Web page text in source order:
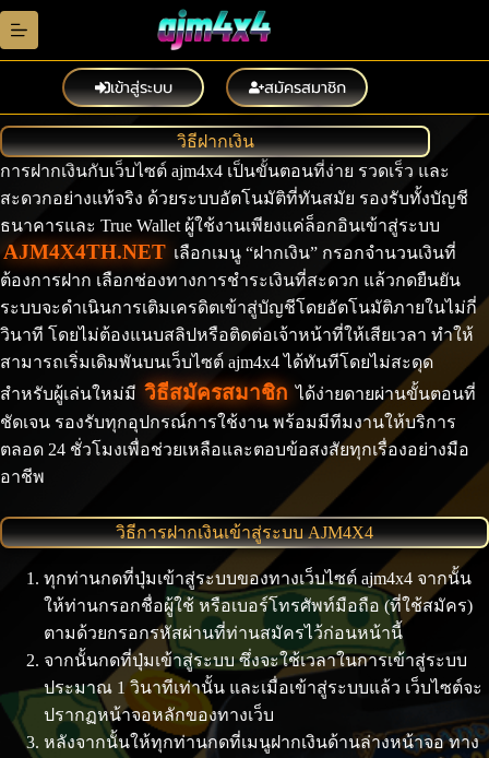
Skip
to
content
เข้าสู่ระบบ สมัครสมาชิก
วิธีฝากเงิน
การฝากเงินกับเว็บไซต์ ajm4x4 เป็นขั้นตอนที่ง่าย รวดเร็ว และ
สะดวกอย่างแท้จริง ด้วยระบบอัตโนมัติที่ทันสมัย รองรับทั้งบัญชี
ธนาคารและ True Wallet ผู้ใช้งานเพียงแค่ล็อกอินเข้าสู่ระบบ
AJM4X4TH.NET เลือกเมนู “ฝากเงิน” กรอกจำนวนเงินที่
ต้องการฝาก เลือกช่องทางการชำระเงินที่สะดวก แล้วกดยืนยัน
ระบบจะดำเนินการเติมเครดิตเข้าสู่บัญชีโดยอัตโนมัติภายในไม่กี่
วินาที โดยไม่ต้องแนบสลิปหรือติดต่อเจ้าหน้าที่ให้เสียเวลา ทำให้
สามารถเริ่มเดิมพันบนเว็บไซต์ ajm4x4 ได้ทันทีโดยไม่สะดุด
สำหรับผู้เล่นใหม่มี วิธีสมัครสมาชิก ได้ง่ายดายผ่านขั้นตอนที่
ชัดเจน รองรับทุกอุปกรณ์การใช้งาน พร้อมมีทีมงานให้บริการ
ตลอด 24 ชั่วโมงเพื่อช่วยเหลือและตอบข้อสงสัยทุกเรื่องอย่างมือ
อาชีพ
วิธีการฝากเงินเข้าสู่ระบบ AJM4X4
ทุกท่านกดที่ปุ่มเข้าสู่ระบบของทางเว็บไซต์ ajm4x4 จากนั้น
ให้ท่านกรอกชื่อผู้ใช้ หรือเบอร์โทรศัพท์มือถือ (ที่ใช้สมัคร)
ตามด้วยกรอกรหัสผ่านที่ท่านสมัครไว้ก่อนหน้านี้
จากนั้นกดที่ปุ่มเข้าสู่ระบบ ซึ่งจะใช้เวลาในการเข้าสู่ระบบ
ประมาณ 1 วินาทีเท่านั้น และเมื่อเข้าสู่ระบบแล้ว เว็บไซต์จะ
ปรากฏหน้าจอหลักของทางเว็บ
หลังจากนั้นให้ทุกท่านกดที่เมนูฝากเงินด้านล่างหน้าจอ ทาง